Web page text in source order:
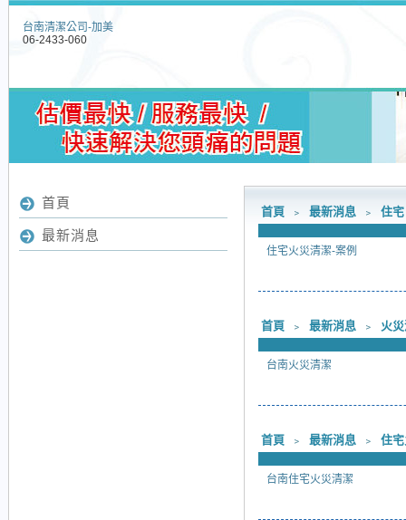
台南清潔公司-加美
06-2433-060
首頁 ﹥ 最新消息 ﹥ 住
住宅火災清潔-案例
首頁 ﹥ 最新消息 ﹥ 火
台南火災清潔
首頁 ﹥ 最新消息 ﹥ 住
台南住宅火災清潔
首頁
最新消息